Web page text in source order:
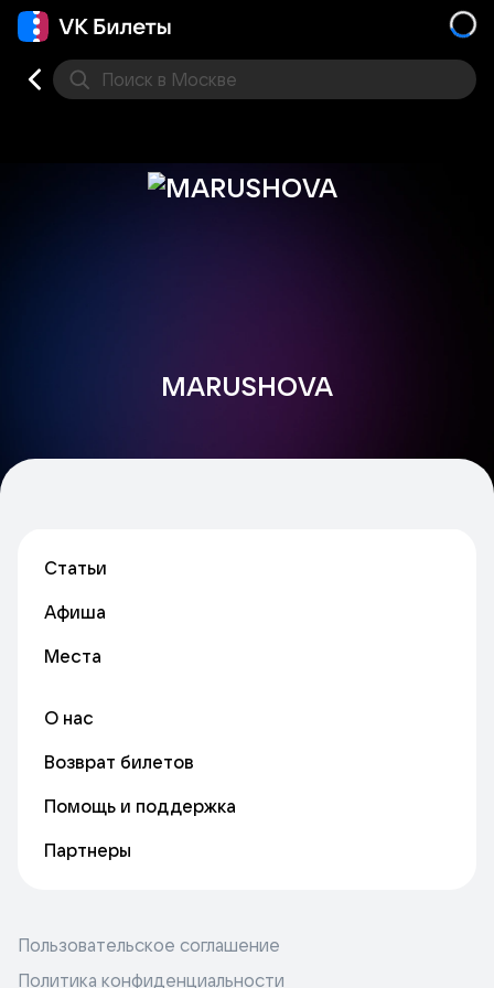
Поиск в Москве
MARUSHOVA
Статьи
Афиша
Места
О нас
Возврат билетов
Помощь и поддержка
Партнеры
Пользовательское соглашение
Политика конфиденциальности